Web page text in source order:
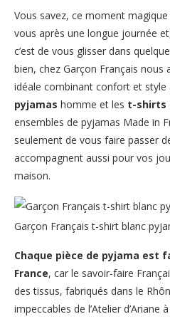
Vous savez, ce moment
vous après une longue journée
c’est de vous glisser dans
bien, chez Garçon Français
idéale combinant confort et style
pyjamas homme et les t-shirts
ensembles de pyjamas Made in
seulement de vous faire passer
accompagnent aussi pour vos
maison.
Garçon Français t-shirt blanc
Chaque pièce de pyjama est
France, car le savoir-faire
des tissus, fabriqués dans le
impeccables de l’Atelier